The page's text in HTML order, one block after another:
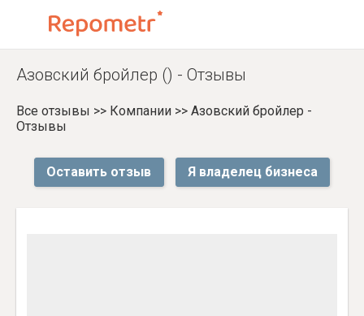
Азовский бройлер () - Отзывы
Все отзывы >> Компании >> Азовский бройлер -
Отзывы
Оставить отзыв Я владелец бизнеса